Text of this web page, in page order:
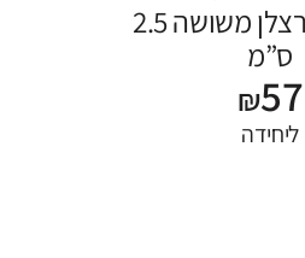
פסיפס פורצלן משושה 2.5
ס”מ
₪57
ליחידה